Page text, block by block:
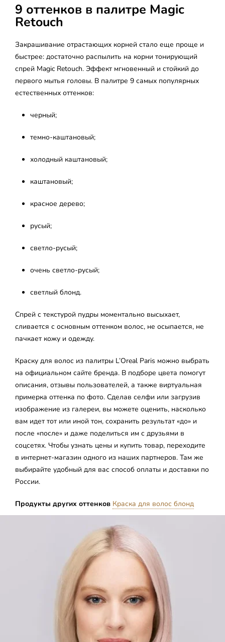
9 оттенков в палитре Magic
Retouch
Закрашивание отрастающих корней стало еще проще и
быстрее: достаточно распылить на корни тонирующий
спрей Magic Retouch. Эффект мгновенный и стойкий до
первого мытья головы. В палитре 9 самых популярных
естественных оттенков:
черный;
темно-каштановый;
холодный каштановый;
каштановый;
красное дерево;
русый;
светло-русый;
очень светло-русый;
светлый блонд.
Спрей с текстурой пудры моментально высыхает,
сливается с основным оттенком волос, не осыпается, не
пачкает кожу и одежду.
Краску для волос из палитры L’Oreal Paris можно выбрать
на официальном сайте бренда. В подборе цвета помогут
описания, отзывы пользователей, а также виртуальная
примерка оттенка по фото. Сделав селфи или загрузив
изображение из галереи, вы можете оценить, насколько
вам идет тот или иной тон, сохранить результат «до» и
после «после» и даже поделиться им с друзьями в
соцсетях. Чтобы узнать цены и купить товар, переходите
в интернет-магазин одного из наших партнеров. Там же
выбирайте удобный для вас способ оплаты и доставки по
России.
Продукты других оттенков Краска для волос блонд